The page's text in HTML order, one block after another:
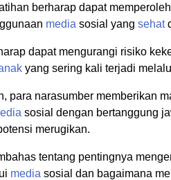
berharap dapat
media sosial yang sehat
dapat mengurangi risiko
yang sering kali terjadi
para narasumber memberikan
sosial dengan bertanggung
merugikan.
tentang pentingnya
media sosial dan bagaimana